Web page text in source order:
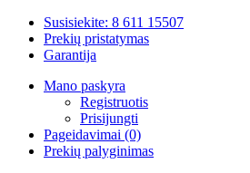
Susisiekite: 8 611 15507
Prekių pristatymas
Garantija
Mano paskyra
Registruotis
Prisijungti
Pageidavimai (0)
Prekių palyginimas